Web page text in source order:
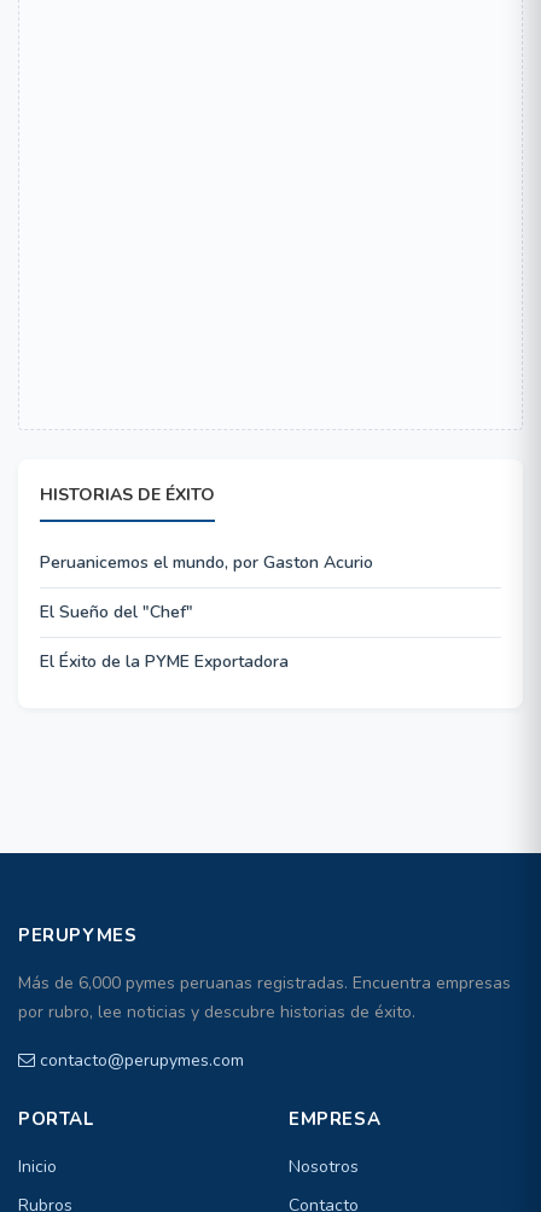
HISTORIAS DE ÉXITO
Peruanicemos el mundo, por Gaston Acurio
El Sueño del "Chef"
El Éxito de la PYME Exportadora
PERUPYMES
Más de 6,000 pymes peruanas registradas. Encuentra empresas
por rubro, lee noticias y descubre historias de éxito.
contacto@perupymes.com
PORTAL
Inicio
Rubros
EMPRESA
Nosotros
Contacto